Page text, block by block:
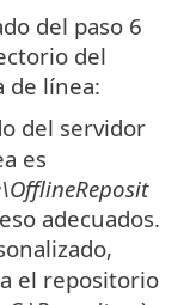
del paso 6
del
de línea:
del servidor
es
adecuados.
el repositorio